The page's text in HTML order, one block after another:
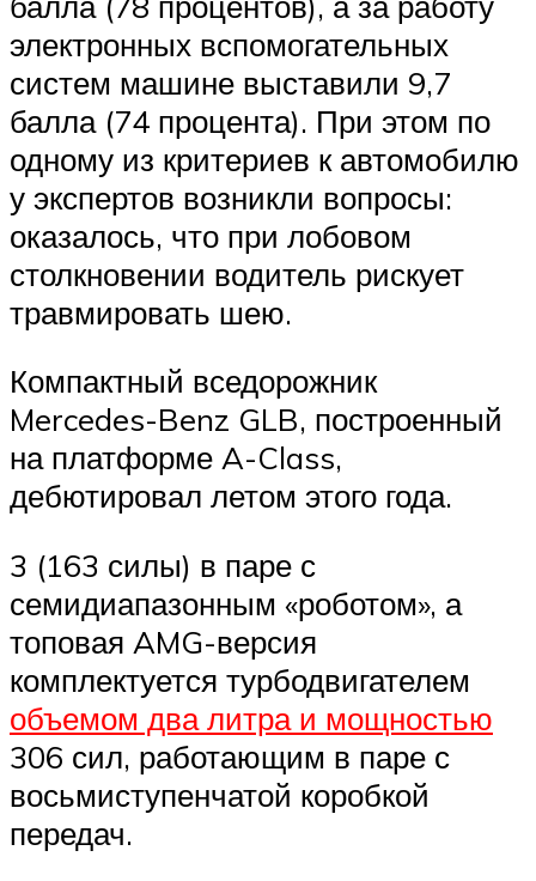
электронных вспомогательных
систем машине выставили 9,7
балла (74 процента). При этом по
одному из критериев к автомобилю
у экспертов возникли вопросы:
оказалось, что при лобовом
столкновении водитель рискует
травмировать шею.
Компактный вседорожник
Mercedes-Benz GLB, построенный
на платформе A-Class,
дебютировал летом этого года.
3 (163 силы) в паре с
семидиапазонным «роботом», а
топовая AMG-версия
комплектуется турбодвигателем
объемом два литра и мощностью
306 сил, работающим в паре с
восьмиступенчатой коробкой
передач.